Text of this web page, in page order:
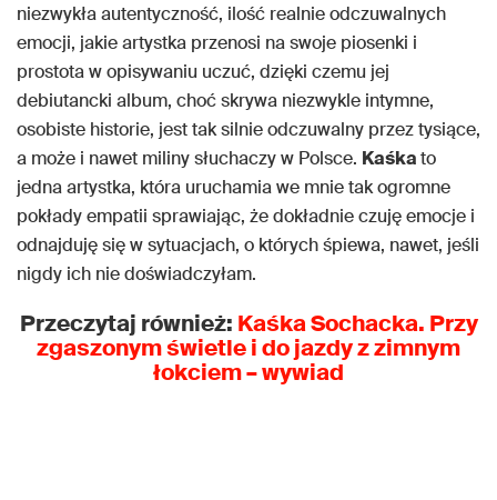
niezwykła autentyczność, ilość realnie odczuwalnych
emocji, jakie artystka przenosi na swoje piosenki i
prostota w opisywaniu uczuć, dzięki czemu jej
debiutancki album, choć skrywa niezwykle intymne,
osobiste historie, jest tak silnie odczuwalny przez tysiące,
a może i nawet miliny słuchaczy w Polsce. Kaśkato
jedna artystka, która uruchamia we mnie tak ogromne
pokłady empatii sprawiając, że dokładnie czuję emocje i
odnajduję się w sytuacjach, o których śpiewa, nawet, jeśli
nigdy ich nie doświadczyłam.
Przeczytaj również: Kaśka Sochacka. Przy
zgaszonym świetle i do jazdy z zimnym
łokciem – wywiad